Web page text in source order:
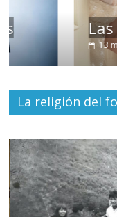
Las series-
13 marzo, 2026
La religión del